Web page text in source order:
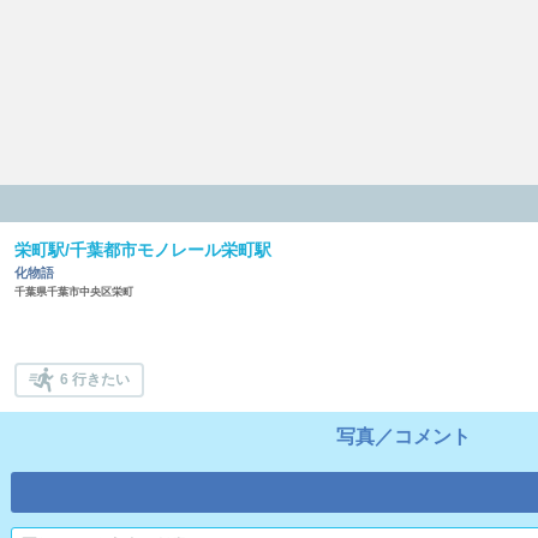
栄町駅/千葉都市モノレール栄町駅
化物語
千葉県千葉市中央区栄町
6 行きたい
写真／コメント